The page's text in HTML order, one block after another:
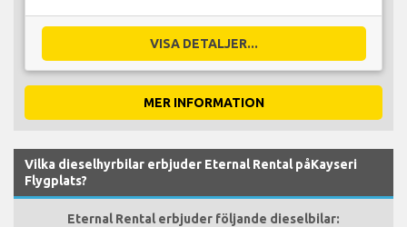
VISA DETALJER...
MER INFORMATION
Vilka dieselhyrbilar erbjuder Eternal Rental påKayseri
Flygplats?
Eternal Rental erbjuder följande dieselbilar: